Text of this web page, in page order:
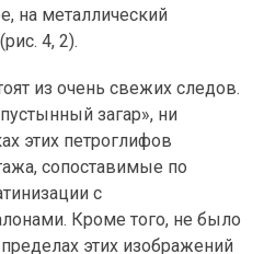
на металлический
4, 2).
из очень свежих следов.
загар», ни
этих петроглифов
сопоставимые по
с
Кроме того, не было
этих изображений